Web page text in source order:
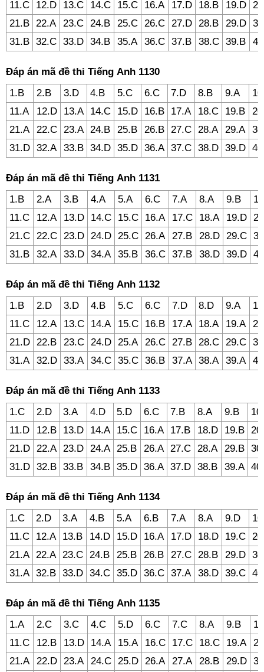
11.C 12.D 13.C 14.C 15.C 16.A 17.D 18.B 19.D
21.B 22.A 23.C 24.B 25.C 26.C 27.D 28.B 29.D
31.B 32.C 33.D 34.B 35.A 36.C 37.B 38.C 39.B
Đáp án mã đề thi Tiếng Anh 1130
1.B
2.B 3.D 4.B 5.C 6.C 7.D 8.B 9.A
11.A
12.D 13.A 14.C 15.D 16.B 17.A 18.C 19.B
21.A
22.C 23.A 24.B 25.B 26.B 27.C 28.A 29.A
31.D 32.A 33.B 34.D 35.D 36.A 37.C 38.D 39.D
Đáp án mã đề thi Tiếng Anh 1131
1.B
2.A 3.B 4.A 5.A 6.C 7.A 8.A 9.B
11.C
12.A 13.D 14.C 15.C 16.A 17.C 18.A 19.D
21.C 22.C 23.D 24.D 25.C 26.A 27.B 28.D 29.C
31.B
32.A 33.D 34.A 35.B 36.C 37.B 38.D 39.D
Đáp án mã đề thi Tiếng Anh 1132
1.B
2.D 3.D 4.B 5.C 6.C 7.D 8.D 9.A
11.C
12.A 13.C 14.A 15.C 16.B 17.A 18.A 19.A
21.D 22.B 23.C 24.D 25.A 26.C 27.B 28.C 29.C
31.A
32.D 33.A 34.C 35.C 36.B 37.A 38.A 39.A
Đáp án mã đề thi Tiếng Anh 1133
1.C
2.D 3.A 4.D 5.D 6.C 7.B 8.A 9.B
11.D
12.B 13.D 14.A 15.C 16.A 17.B 18.D 19.B
21.D 22.A 23.D 24.A 25.B 26.A 27.C 28.A 29.B
31.D 32.B 33.B 34.B 35.D 36.A 37.D 38.B 39.A
Đáp án mã đề thi Tiếng Anh 1134
1.C
2.D 3.A 4.B 5.A 6.B 7.A 8.A 9.D
11.C
12.A 13.B 14.D 15.D 16.A 17.D 18.D 19.C
21.A 22.A 23.C 24.B 25.B 26.B 27.C 28.B 29.D
31.A 32.B 33.D 34.C 35.D 36.C 37.A 38.D 39.C
Đáp án mã đề thi Tiếng Anh 1135
1.A
2.C 3.C 4.C 5.D 6.C 7.C 8.A 9.B
11.C
12.B 13.D 14.A 15.A 16.C 17.C 18.C 19.A
21.A
22.D 23.A 24.C 25.D 26.A 27.A 28.B 29.D